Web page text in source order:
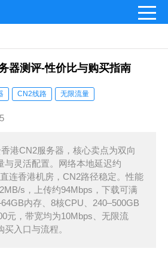
器测评-性价比与购买指南
CN2线路 无限流量
港CN2服务器，核心卖点为双向
与灵活配置。网络本地延迟约
连香港机房，CN2路径稳定。性能
s，上传约94Mbps，下载可满
内存、8核CPU、240–500GB
元，带宽均为10Mbps、无限流
入口与流程。